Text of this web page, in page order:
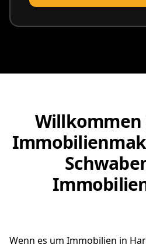
Schwaben
Wenn es um Immobilien in